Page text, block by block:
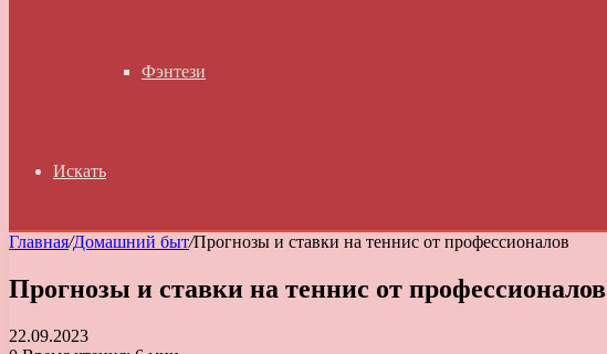
Фэнтези
Искать
Главная/Домашний быт/Прогнозы и ставки на теннис от профессионалов
Прогнозы и ставки на теннис от профессионалов
22.09.2023